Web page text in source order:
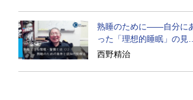
熟睡のために――自分に
った「理想的睡眠」の見つ
け方
西野精治